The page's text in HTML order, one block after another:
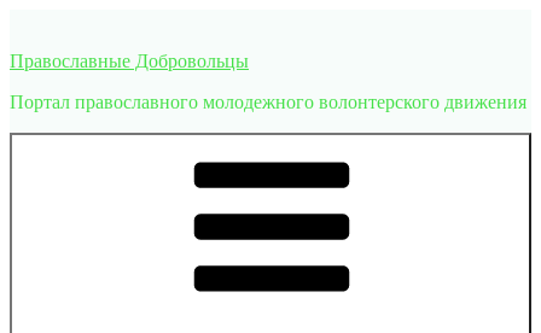
содержимому
Православные Добровольцы
Портал православного молодежного волонтерского движения